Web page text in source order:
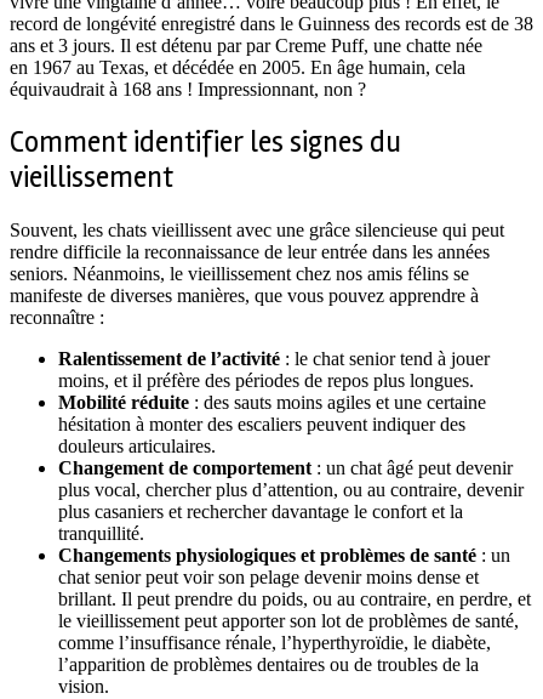
record de longévité enregistré dans le Guinness des records est de 38
ans et 3 jours. Il est détenu par par Creme Puff, une chatte née
en 1967 au Texas, et décédée en 2005. En âge humain, cela
équivaudrait à 168 ans ! Impressionnant, non ?
Comment identifier les signes du
vieillissement
Souvent, les chats vieillissent avec une grâce silencieuse qui peut
rendre difficile la reconnaissance de leur entrée dans les années
seniors. Néanmoins, le vieillissement chez nos amis félins se
manifeste de diverses manières, que vous pouvez apprendre à
reconnaître :
Ralentissement de l’activité : le chat senior tend à jouer
moins, et il préfère des périodes de repos plus longues.
Mobilité réduite : des sauts moins agiles et une certaine
hésitation à monter des escaliers peuvent indiquer des
douleurs articulaires.
Changement de comportement : un chat âgé peut devenir
plus vocal, chercher plus d’attention, ou au contraire, devenir
plus casaniers et rechercher davantage le confort et la
tranquillité.
Changements physiologiques et problèmes de santé : un
chat senior peut voir son pelage devenir moins dense et
brillant. Il peut prendre du poids, ou au contraire, en perdre, et
le vieillissement peut apporter son lot de problèmes de santé,
comme l’insuffisance rénale, l’hyperthyroïdie, le diabète,
l’apparition de problèmes dentaires ou de troubles de la
vision.